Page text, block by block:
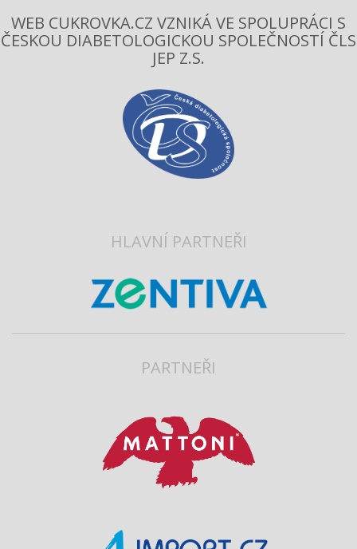
WEB CUKROVKA.CZ VZNIKÁ VE SPOLUPRÁCI S
ČESKOU DIABETOLOGICKOU SPOLEČNOSTÍ ČLS
JEP Z.S.
HLAVNÍ PARTNEŘI
PARTNEŘI